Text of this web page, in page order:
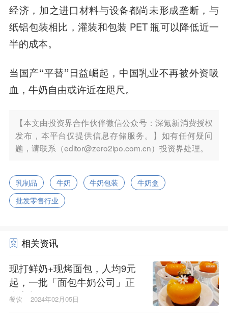
经济，加之进口材料与设备都尚未形成垄断，与
纸铝包装相比，灌装和包装 PET 瓶可以降低近一
半的成本。
当国产“平替”日益崛起，中国乳业不再被外资吸
血，牛奶自由或许近在咫尺。
【本文由投资界合作伙伴微信公众号：深氪新消费授权
发布，本平台仅提供信息存储服务。】如有任何疑问
题，请联系（editor@zero2ipo.com.cn）投资界处理。
乳制品 牛奶 牛奶包装
牛奶盒
批发零售行业
相关资讯
现打鲜奶+现烤面包，人均9元
起，一批「面包牛奶公司」正
在兴起
餐饮 2024年02月05日